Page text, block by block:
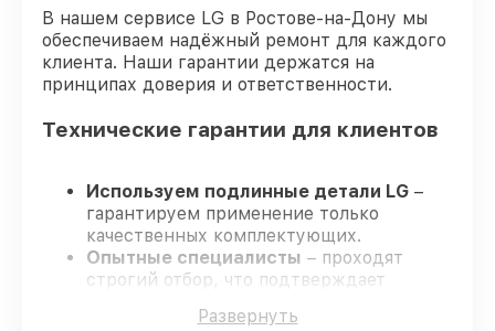
В нашем сервисе LG в Ростове-на-Дону мы
обеспечиваем надёжный ремонт для каждого
клиента. Наши гарантии держатся на
принципах доверия и ответственности.
Технические гарантии для клиентов
Используем подлинные детали LG –
гарантируем применение только
качественных комплектующих.
Опытные специалисты – проходят
строгий отбор, что подтверждает
Заканчиваем ремонт в четко
Развернуть